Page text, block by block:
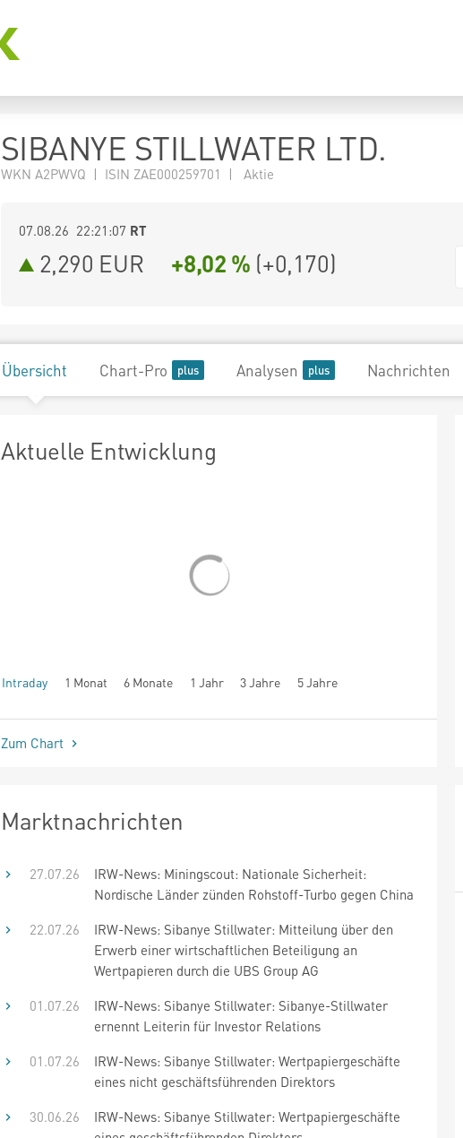
SIBANYE STILLWATER LTD.
WKN A2PWVQ | ISIN ZAE000259701 | Aktie
07.08.26 22:21:07 RT
2,290 EUR +8,02 % (+0,170)
Übersicht Chart-Pro Analysen Nachrichten
Aktuelle Entwicklung
Intraday 1 Monat 6 Monate 1 Jahr 3 Jahre 5 Jahre
seit Beginn
Zum Chart
Marktnachrichten
27.07.26
IRW-News: Miningscout: Nationale Sicherheit:
Nordische Länder zünden Rohstoff-Turbo gegen China
22.07.26
IRW-News: Sibanye Stillwater: Mitteilung über den
Erwerb einer wirtschaftlichen Beteiligung an
Wertpapieren durch die UBS Group AG
01.07.26
IRW-News: Sibanye Stillwater: Sibanye-Stillwater
ernennt Leiterin für Investor Relations
01.07.26
IRW-News: Sibanye Stillwater: Wertpapiergeschäfte
eines nicht geschäftsführenden Direktors
30.06.26
IRW-News: Sibanye Stillwater: Wertpapiergeschäfte